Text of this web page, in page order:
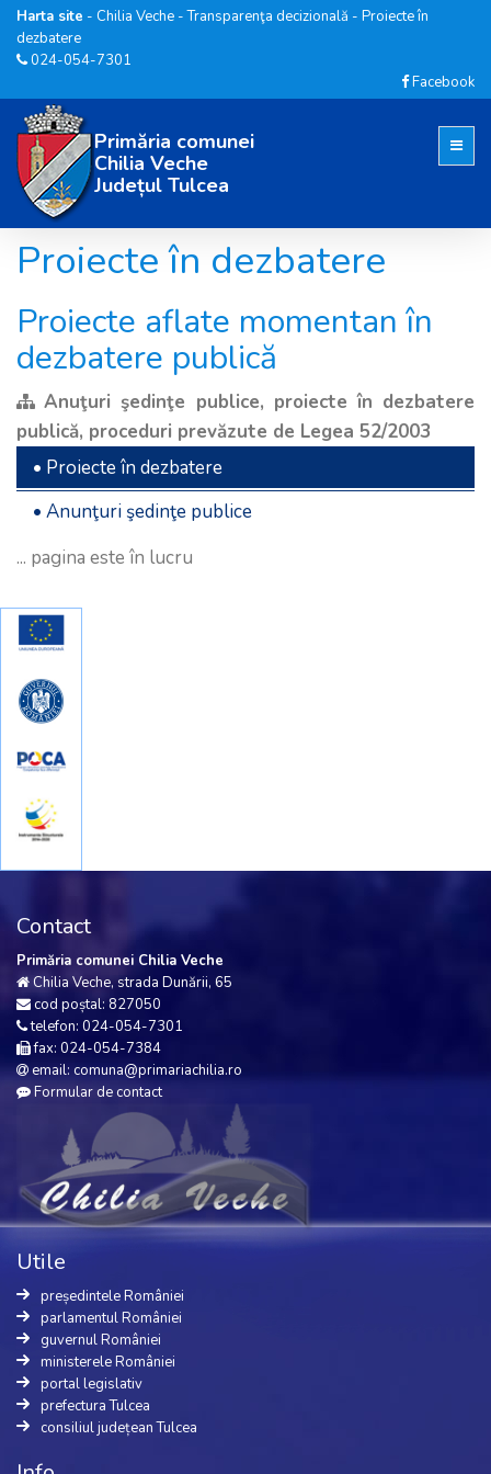
Harta site - Chilia Veche -Transparenţa decizională - Proiecte în
dezbatere
024-054-7301
Facebook
Primăria comunei
Chilia Veche
Județul Tulcea
Proiecte în dezbatere
Proiecte aflate momentan în
dezbatere publică
Anuţuri şedinţe publice, proiecte în dezbatere
publică, proceduri prevăzute de Legea 52/2003
• Proiecte în dezbatere
• Anunţuri şedinţe publice
... pagina este în lucru
Contact
Primăria comunei Chilia Veche
Chilia Veche, strada Dunării, 65
cod poștal: 827050
telefon: 024-054-7301
fax: 024-054-7384
email: comuna@primariachilia.ro
Formular de contact
Utile
președintele României
parlamentul României
guvernul României
ministerele României
portal legislativ
prefectura Tulcea
consiliul județean Tulcea